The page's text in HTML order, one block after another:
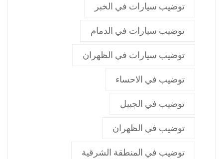
توضيب سيارات في الخبر
توضيب سيارات في الدمام
توضيب سيارات في الظهران
توضيب في الاحساء
توضيب في الجبيل
توضيب في الظهران
توضيب في المنطقة الشرقية